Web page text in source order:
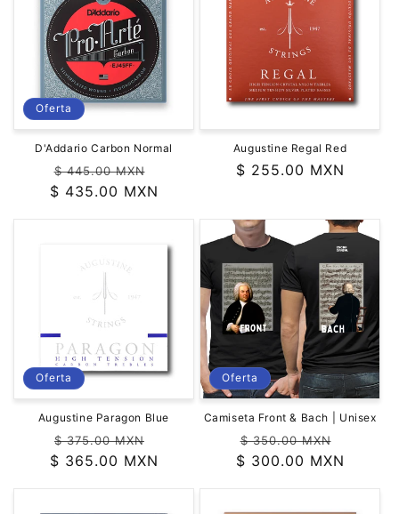
Oferta
D'Addario Carbon Normal
Precio
habitual
$ 445.00 MXN
de
$ 435.00 MXN
Augustine Regal Red
Precio
$ 255.00 MXN
Oferta
Augustine Paragon Blue
Precio
habitual
$ 375.00 MXN
de
$ 365.00 MXN
Oferta
Camiseta Front & Bach | Unisex
Precio
habitual
$ 350.00 MXN
de
$ 300.00 MXN